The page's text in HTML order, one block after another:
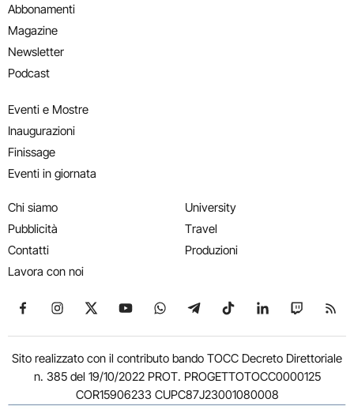
Abbonamenti
Magazine
Newsletter
Podcast
Eventi e Mostre
Inaugurazioni
Finissage
Eventi in giornata
Chi siamo
Pubblicità
Contatti
Lavora con noi
University
Travel
Produzioni
Seguici su Facebook
Seguici su Instagram
Seguici su X
Seguici su YouTube
Seguici su WhatsApp
Seguici su Telegram
Seguici su TikTok
Seguici su
Seguici
Sito realizzato con il contributo bando TOCC Decreto Direttoriale
n. 385 del 19/10/2022 PROT. PROGETTOTOCC0000125
COR15906233 CUPC87J23001080008